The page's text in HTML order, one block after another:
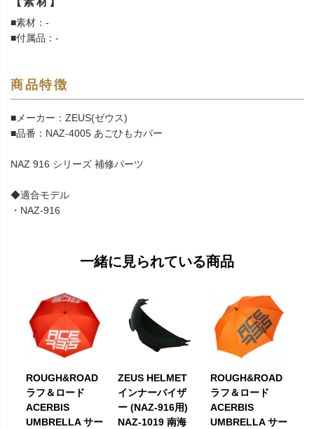
■素材：-
■付属品：-
商品特徴
■メーカー：ZEUS(ゼウス)
■品番：NAZ-4005 あごひもカバー
NAZ 916 シリーズ 補修パーツ
◆適合モデル
・NAZ-916
一緒に見られている商品
ROUGH&ROAD
ラフ＆ロード
ACERBIS
UMBRELLA サー
ZEUS HELMET
インナーバイザ
ー (NAZ-916用)
NAZ-1019 南海
ROUGH&ROAD
ラフ＆ロード
ACERBIS
UMBRELLA サー